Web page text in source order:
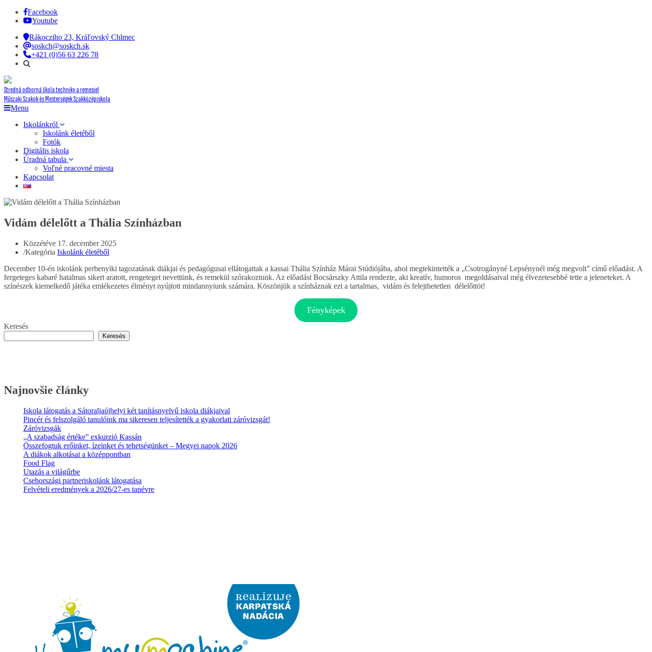
Facebook
Youtube
Rákocziho 23, Kráľovský Chlmec
soskch@soskch.sk
+421 (0)56 63 226 78
Stredná odborná škola techniky a remesiel
Műszaki Szakok és Mesterségek Szakközépiskola
Menu
Iskolánkról
Iskolánk életéből
Fotók
Digitális iskola
Úradná tabula
Voľné pracovné miesta
Kapcsolat
Vidám délelőtt a Thália Színházban
Közzétéve 17. december 2025
/Kategória Iskolánk életéből
December 10-én iskolánk perbenyiki tagozatának diákjai és pedagógusai ellátogattak a kassai Thália Színház Márai Stúdiójába, ahol megtekintették a „Csotrogányné Lepsénynél még megvolt” című előadást. A
fergeteges kabaré hatalmas sikert aratott, rengeteget nevettünk, és remekül szórakoztunk. Az előadást Bocsárszky Attila rendezte, aki kreatív, humoros megoldásaival még élvezetesebbé tette a jeleneteket. A
színészek kiemelkedő játéka emlékezetes élményt nyújtott mindannyiunk számára. Köszönjük a színháznak ezt a tartalmas, vidám és felejthetetlen délelőttöt!
Fényképek
Keresés
Keresés
Najnovšie články
Iskola látogatás a Sátoraljaújhelyi két tanításnyelvű iskola diákjaival
Pincér és felszolgáló tanulóink ma sikeresen teljesítették a gyakorlati záróvizsgát!
Záróvizsgák
„A szabadság értéke” exkurzió Kassán
Összefogtuk erőinket, ízeinket és tehetségünket – Megyei napok 2026
A diákok alkotásai a középpontban
Food Flag
Utazás a világűrbe
Csehországi partneriskolánk látogatása
Felvételi eredmények a 2026/27-es tanévre